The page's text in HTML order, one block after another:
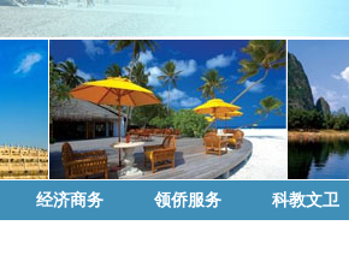
经济商务 领侨服务 科教文卫